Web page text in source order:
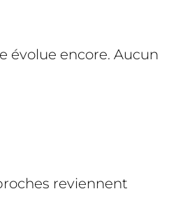
évolue encore. Aucun
reviennent